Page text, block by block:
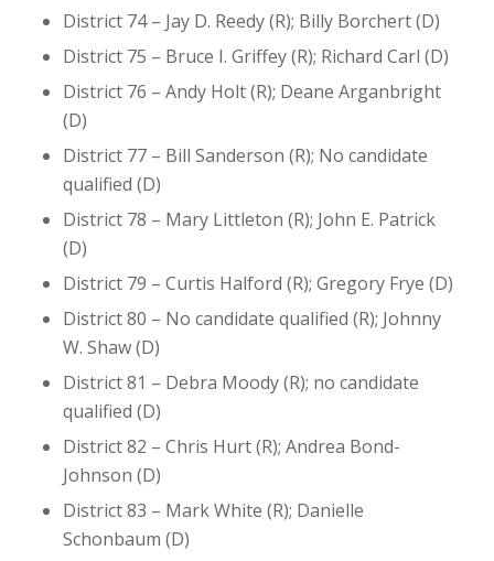
District 74 – Jay D. Reedy (R); Billy Borchert (D)
District 75 – Bruce I. Griffey (R); Richard Carl (D)
District 76 – Andy Holt (R); Deane Arganbright
(D)
District 77 – Bill Sanderson (R); No candidate
qualified (D)
District 78 – Mary Littleton (R); John E. Patrick
(D)
District 79 – Curtis Halford (R); Gregory Frye (D)
District 80 – No candidate qualified (R); Johnny
W. Shaw (D)
District 81 – Debra Moody (R); no candidate
qualified (D)
District 82 – Chris Hurt (R); Andrea Bond-
Johnson (D)
District 83 – Mark White (R); Danielle
Schonbaum (D)